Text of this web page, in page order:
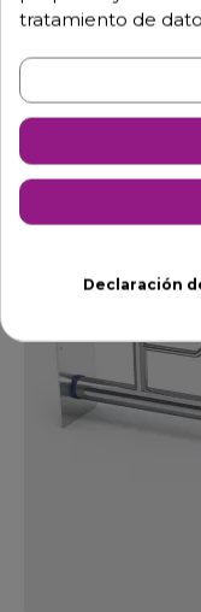
tratamiento de
Declaración